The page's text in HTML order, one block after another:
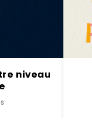
niveau